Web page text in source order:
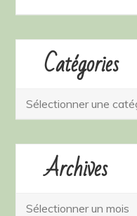
Catégories
Catégories
Archives
Archives